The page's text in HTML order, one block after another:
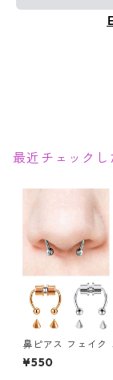
最近チェックし
鼻ピアス フェイク
グ セプタム マグネ
レス ノンホール ノ
¥550